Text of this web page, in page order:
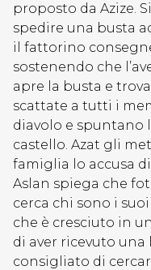
proposto da Azize.
spedire una busta
il fattorino
sostenendo che
apre la busta e
scattate a tutti i
diavolo e spuntano
castello. Azat gli
famiglia lo accusa
Aslan spiega che
cerca chi sono i
che è cresciuto in
di aver ricevuto
consigliato di